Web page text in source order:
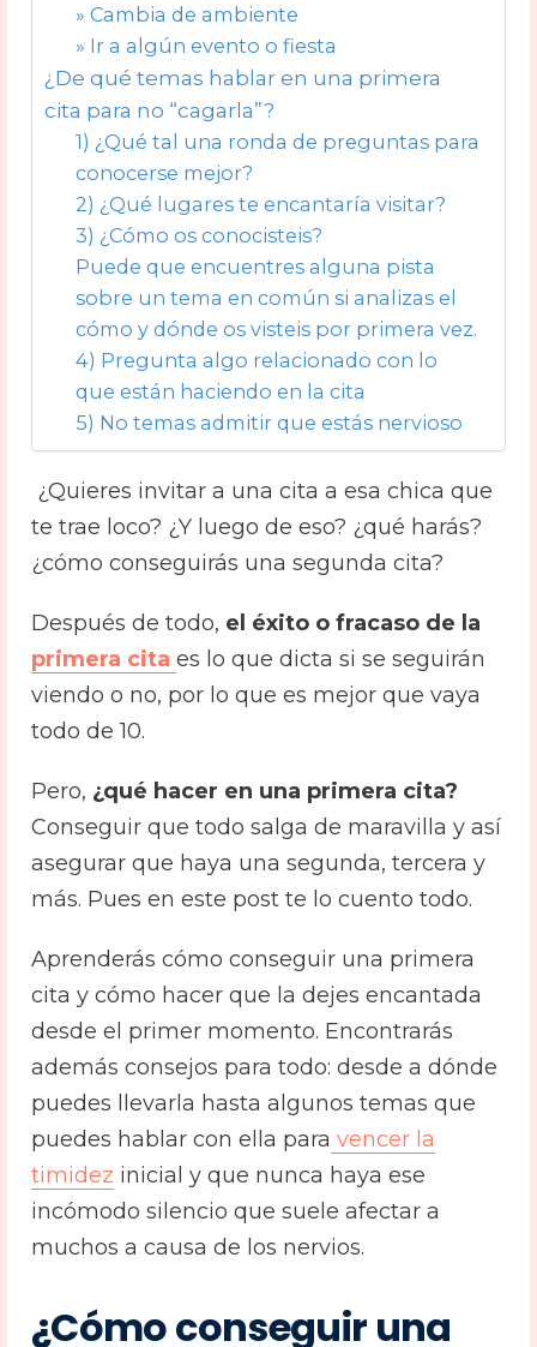
» Cambia de ambiente
» Ir a algún evento o fiesta
¿De qué temas hablar en una primera
cita para no “cagarla”?
1) ¿Qué tal una ronda de preguntas para
conocerse mejor?
2) ¿Qué lugares te encantaría visitar?
3) ¿Cómo os conocisteis?
Puede que encuentres alguna pista
sobre un tema en común si analizas el
cómo y dónde os visteis por primera vez.
4) Pregunta algo relacionado con lo
que están haciendo en la cita
5) No temas admitir que estás nervioso
¿Quieres invitar a una cita a esa chica que
te trae loco? ¿Y luego de eso? ¿qué harás?
¿cómo conseguirás una segunda cita?
Después de todo, el éxito o fracaso de la
primera cita es lo que dicta si se seguirán
viendo o no, por lo que es mejor que vaya
todo de 10.
Pero, ¿qué hacer en una primera cita?
Conseguir que todo salga de maravilla y así
asegurar que haya una segunda, tercera y
más. Pues en este post te lo cuento todo.
Aprenderás cómo conseguir una primera
cita y cómo hacer que la dejes encantada
desde el primer momento. Encontrarás
además consejos para todo: desde a dónde
puedes llevarla hasta algunos temas que
puedes hablar con ella para vencer la
timidez inicial y que nunca haya ese
incómodo silencio que suele afectar a
muchos a causa de los nervios.
¿Cómo conseguir una